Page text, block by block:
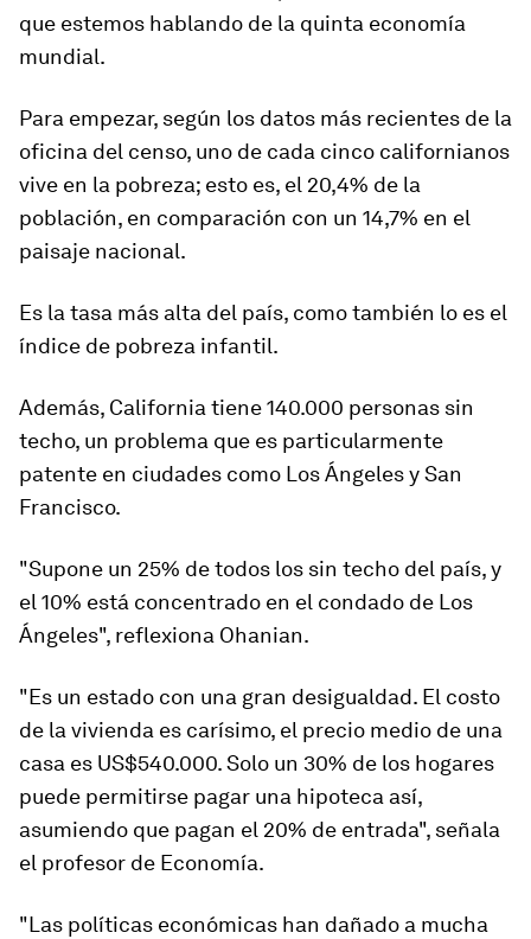
que estemos hablando de la quinta economía
mundial.
Para empezar, según los datos más recientes de la
oficina del censo, uno de cada cinco californianos
vive en la pobreza; esto es, el 20,4% de la
población, en comparación con un 14,7% en el
paisaje nacional.
Es la tasa más alta del país, como también lo es el
índice de pobreza infantil.
Además, California tiene140.000 personas sin
techo, un problema que es particularmente
patente en ciudades como Los Ángeles y San
Francisco.
"Supone un 25% de todos los sin techo del país, y
el 10% está concentrado en el condado de Los
Ángeles", reflexiona Ohanian.
"Es un estado con una gran desigualdad. El costo
de la vivienda es carísimo, el precio medio de una
casa es US$540.000. Solo un 30% de los hogares
puede permitirse pagar una hipoteca así,
asumiendo que pagan el 20% de entrada", señala
el profesor de Economía.
"Las políticas económicas han dañado a mucha